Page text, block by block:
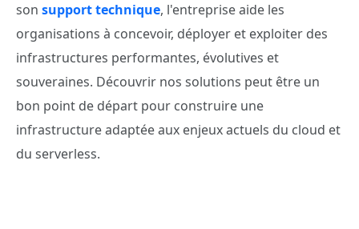
son support technique, l'entreprise aide les
organisations à concevoir, déployer et exploiter des
infrastructures performantes, évolutives et
souveraines. Découvrir nos solutions peut être un
bon point de départ pour construire une
infrastructure adaptée aux enjeux actuels du cloud et
du serverless.